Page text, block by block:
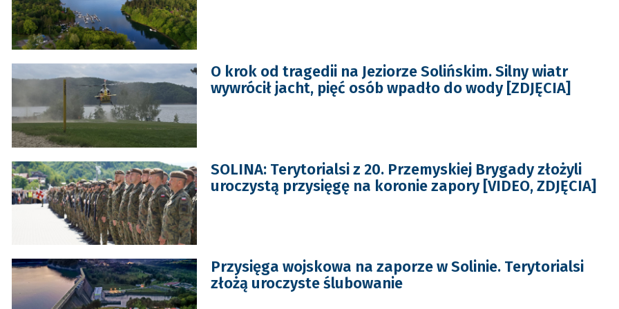
O krok od tragedii na Jeziorze Solińskim. Silny wiatr
wywrócił jacht, pięć osób wpadło do wody [ZDJĘCIA]
SOLINA: Terytorialsi z 20. Przemyskiej Brygady złożyli
uroczystą przysięgę na koronie zapory [VIDEO, ZDJĘCIA]
Przysięga wojskowa na zaporze w Solinie. Terytorialsi
złożą uroczyste ślubowanie